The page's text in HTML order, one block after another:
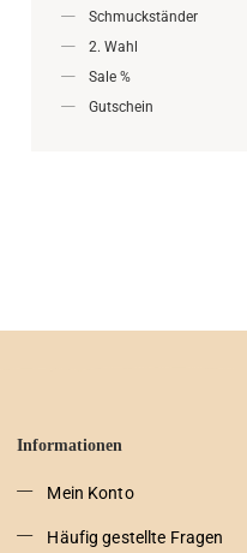
Schmuckständer
2. Wahl
Sale %
Gutschein
Informationen
Mein Konto
Häufig gestellte Fragen